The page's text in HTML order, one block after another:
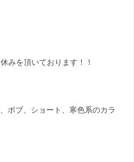
みを頂いております！！
ボブ、ショート、寒色系のカラ